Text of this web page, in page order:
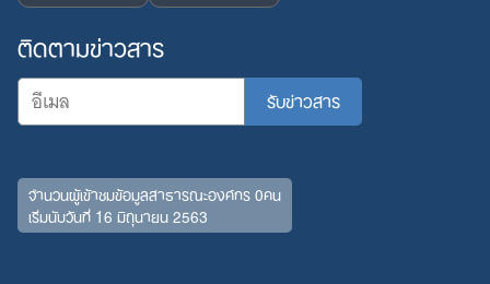
ติดตามข่าวสาร
จำนวนผู้เข้าชมข้อมูลสาธารณะองค์กร 0คน
เริ่มนับวันที่ 16 มิถุนายน 2563